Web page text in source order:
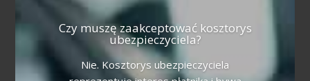
Czy muszę zaakceptować kosztorys
ubezpieczyciela?
Nie. Kosztorys ubezpieczyciela